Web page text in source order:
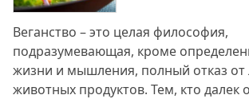
Веганство – это целая философия,
подразумевающая, кроме
жизни и мышления, полный отказ
животных продуктов. Тем, кто далек